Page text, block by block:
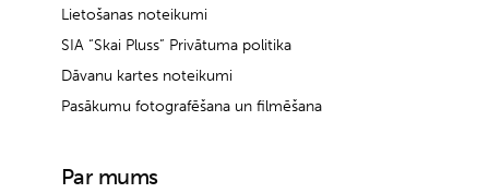
Lietošanas noteikumi
SIA “Skai Pluss” Privātuma politika
Dāvanu kartes noteikumi
Pasākumu fotografēšana un filmēšana
Par mums